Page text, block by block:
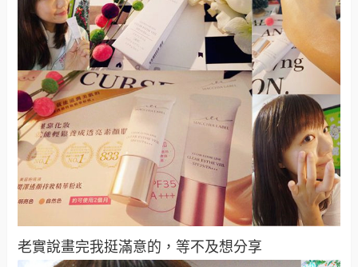
老實說畫完我挺滿意的，等不及想分享